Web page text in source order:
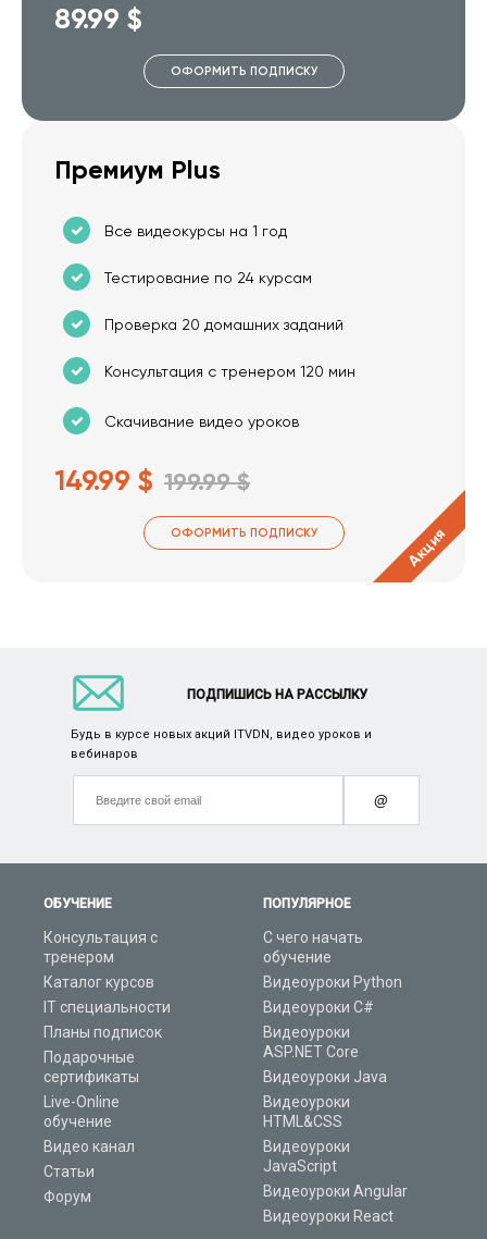
89.99 $
ОФОРМИТЬ ПОДПИСКУ
Премиум Plus
Все видеокурсы на 1 год
Тестирование по 24 курсам
Проверка 20 домашних заданий
Консультация с тренером 120 мин
Скачивание видео уроков
149.99 $ 199.99 $
ОФОРМИТЬ ПОДПИСКУ Акция
ОБУЧЕНИЕ
Консультация с
тренером
Каталог курсов
IT специальности
Планы подписок
Подарочные
сертификаты
Live-Online
обучение
Видео канал
Статьи
Форум
ПОПУЛЯРНОЕ
С чего начать
обучение
Видеоуроки Python
Видеоуроки C#
Видеоуроки
ASP.NET Core
Видеоуроки Java
Видеоуроки
HTML&CSS
Видеоуроки
JavaScript
Видеоуроки Angular
Видеоуроки React
ПОДПИШИСЬ НА РАССЫЛКУ
Будь в курсе новых акций ITVDN, видео уроков и
вебинаров
@